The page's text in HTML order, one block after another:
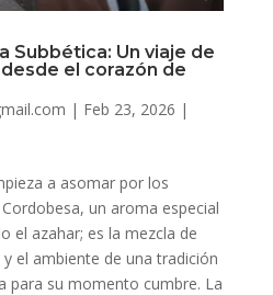
Subbética: Un viaje de
el corazón de
| Feb 23, 2026 |
a asomar por los
un aroma especial
el azahar; es la mezcla de
el ambiente de una tradición
para su momento cumbre. La